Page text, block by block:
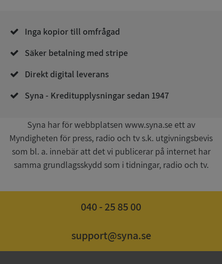
Inga kopior till omfrågad
Säker betalning med stripe
Direkt digital leverans
Syna - Kreditupplysningar sedan 1947
Syna har för webbplatsen www.syna.se ett av
Myndigheten för press, radio och tv s.k. utgivningsbevis
som bl. a. innebär att det vi publicerar på internet har
samma grundlagsskydd som i tidningar, radio och tv.
040 - 25 85 00
support@syna.se
VISITOR_PRIVACY_METADATA
YouTube
.youtube.com
5 månader
4 veckor
ASP.NET_SessionId
Microsoft
de.syna.se
Privacy Policy